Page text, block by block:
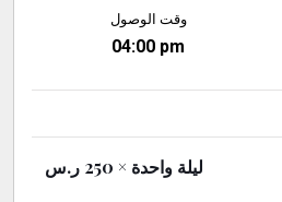
وقت الوصول
04:00 pm
ليلة واحدة × 250 ر.س